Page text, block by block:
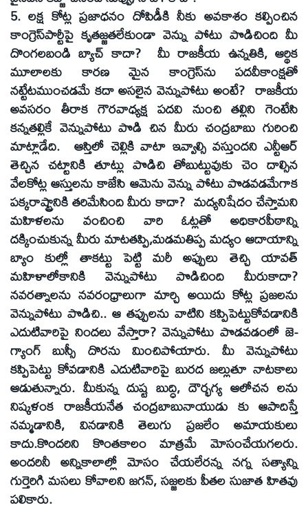
5. లక్ష కోట్ల ప్రజాధనం దోపిడీకి నీకు అవకాశం కల్పించిన
కాంగ్రెస్‌పార్టీపై కృతజ్జతలేకుండా వెన్ను పోటు పొడిచింది మీ
దొంగలబండి బ్యాచ్‌ కాదా? మీ రాజకీయ ఉన్నతికి, ఆర్థిక
మూలాలకు కారణ మైన కాంగ్రెస్‌ను పదవీకాంక్షతో
నట్టేటముంచడమే కదా అసలైన వెన్నుపోటు అంటే? రాజకీయ
అవసరం తీరాక గౌరవాధ్యక్ష పదవి నుంచి తల్లిని గెంటేసి
కన్నతల్లికే వెన్నుపోటు పొడి చిన మీరు చంద్రబాబు గురించి
మాట్లాడేది. ఆస్తిలో చెల్లికి వాటా ఇవ్వాల్సి వస్తుందని ఎన్టీఆర్‌
తెచ్చిన చట్టానికి తూట్లు పొడిచి తోబుట్టువుకు చెం దాల్సిన
వేలకోట్ల ఆస్తులను కాజేసి ఆమెను వెన్ను పోటు పొడవడమేగాక
పక్కరాష్ట్రానికి తరిమేసింది మీరు కాదా? మద్యనిషేదం చేస్తామని
మహిళలను వంచించి వారి ఓట్లతో అధికారపీఠాన్ని
దక్కించుకున్న మీరు మాటతప్పి,మడమతిప్ప మద్యం ఆదాయాన్ని
బ్యాం కుల్లో తాకట్టు పెట్టి మరీ అప్పులు తెచ్చి యావత్‌
మహిళాలోకానికి వెన్నుపోటు పొడిచింది మీరుకాదా?
నవరత్నాలను నవరంధ్రాలుగా మార్చి అయిదు కోట్ల ప్రజలను
వెన్నుపోటు పొడిచి.. ఆ తప్పులను వాటిని కప్పిపెట్టుకోవడానికి
ఎదుటివారిపై నిందలు వేస్తారా? వెన్నుపోటు పొడవడంలో జె-
గ్యాంగ్‌ బుస్సీ దొరను మించిపోయారు. మీ వెన్నుపోటు
కప్పిపెట్టు కోవడానికి ఎదుటివారిపై బురద జల్లుతూ నాటకాలు
ఆడుతున్నారు. మీకున్న దుష్ట బుద్ధి, దౌర్భగ్య ఆలోచన లను
నిష్కళంక రాజకీయనేత చంద్రబాబునాయుడు కు ఆపాదిస్తే
నమ్మడానికి, వినడానికి తెలుగు ప్రజలేం అమాయకులు
కాదు.కొందరిని కొంతకాలం మాత్రమే మోసంచేయగలరు.
అందరినీ అన్నికాలాల్లో మోసం చేయలేరన్న నగ్న సత్యాన్ని
గుర్తెరిగి మసలు కోవాలని జగన్‌, సజ్జలకు పీతల సుజాత హితవు
పలికారు.